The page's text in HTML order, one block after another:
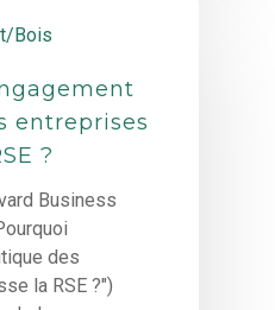
Bois
entreprises
?
Business
des
la RSE ?")